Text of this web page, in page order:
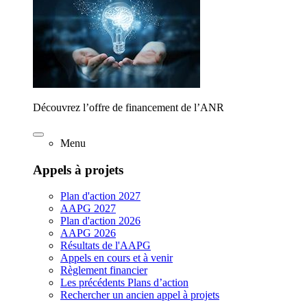
Découvrez l’offre de financement de l’ANR
Menu
Appels à projets
Plan d'action 2027
AAPG 2027
Plan d'action 2026
AAPG 2026
Résultats de l'AAPG
Appels en cours et à venir
Règlement financier
Les précédents Plans d’action
Rechercher un ancien appel à projets